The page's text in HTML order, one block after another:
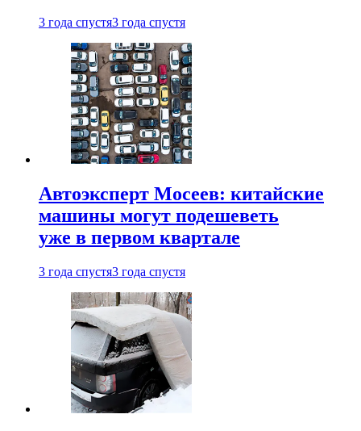
3 года спустя3 года спустя
Автоэксперт Мосеев: китайские
машины могут подешеветь
уже в первом квартале
3 года спустя3 года спустя